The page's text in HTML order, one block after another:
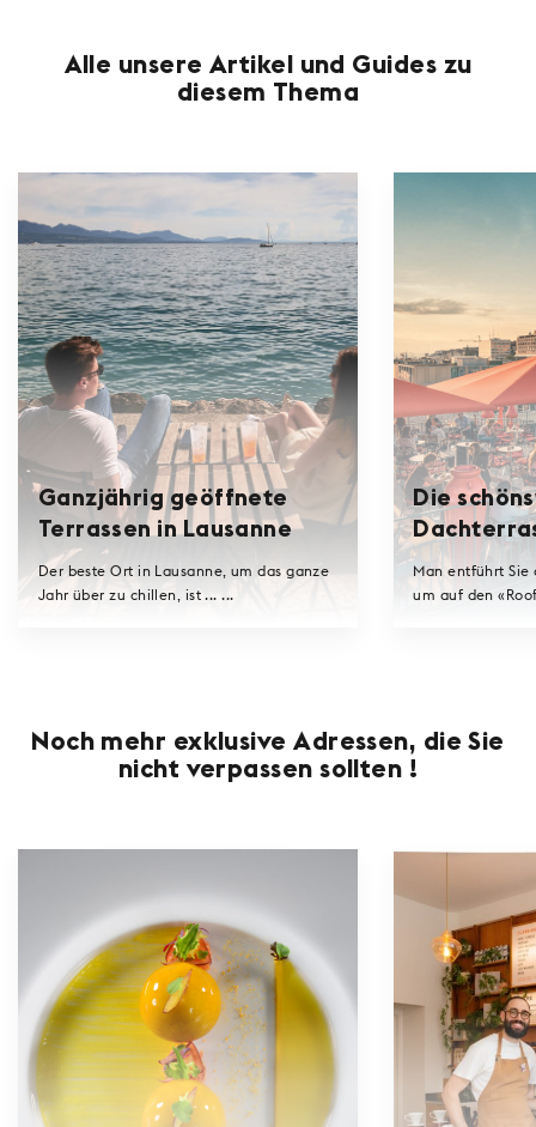
Alle unsere Artikel und Guides zu
diesem Thema
Ganzjährig geöffnete
Terrassen in Lausanne
Der beste Ort in Lausanne, um das ganze
Jahr über zu chillen, ist ... ...
Die
Lausanne
Man entführt Sie
um auf den
Noch mehr exklusive Adressen, die Sie
nicht verpassen sollten !